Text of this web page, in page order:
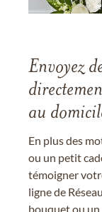
Envoyez
au
En plus des
ou un petit
témoigner
ligne de
bouquet ou un